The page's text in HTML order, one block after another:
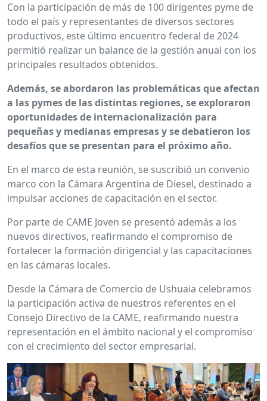
Con la participación de más de 100 dirigentes pyme de
todo el país y representantes de diversos sectores
productivos, este último encuentro federal de 2024
permitió realizar un balance de la gestión anual con los
principales resultados obtenidos.
Además, se abordaron las problemáticas que afectan
a las pymes de las distintas regiones, se exploraron
oportunidades de internacionalización para
pequeñas y medianas empresas y se debatieron los
desafíos que se presentan para el próximo año.
En el marco de esta reunión, se suscribió un convenio
marco con la Cámara Argentina de Diesel, destinado a
impulsar acciones de capacitación en el sector.
Por parte de CAME Joven se presentó además a los
nuevos directivos, reafirmando el compromiso de
fortalecer la formación dirigencial y las capacitaciones
en las cámaras locales.
Desde la Cámara de Comercio de Ushuaia celebramos
la participación activa de nuestros referentes en el
Consejo Directivo de la CAME, reafirmando nuestra
representación en el ámbito nacional y el compromiso
con el crecimiento del sector empresarial.